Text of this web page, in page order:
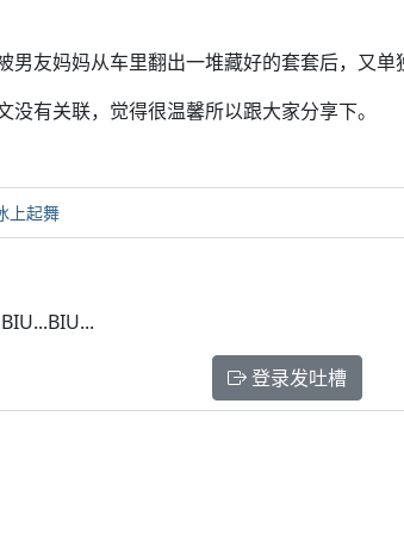
男友妈妈从车里翻出一堆藏好的套套后，又
没有关联，觉得很温馨所以跟大家分享下。
上起舞
登录发吐槽